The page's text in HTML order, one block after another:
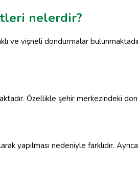
nelerdir?
ve vişneli dondurmalar
Özellikle şehir merkezindeki
yapılması nedeniyle farklıdır.